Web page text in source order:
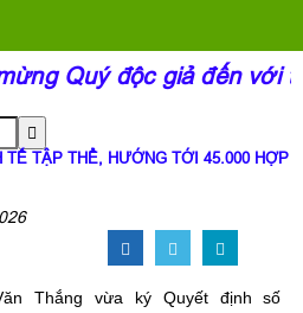
Quý độc giả đến với
TẾ TẬP THỂ, HƯỚNG TỚI 45.000 HỢP
Thắng vừa ký Quyết định số